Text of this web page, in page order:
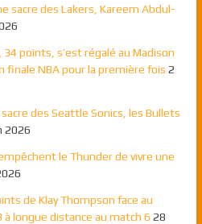
sacre des Lakers, Kareem Abdul-
points, s’est régalé au Madison
finale NBA pour la première fois 2
des Seattle Sonics, les Bullets
2026
le Thunder de vivre une
de Klay Thompson face au
longue distance au match 6 28